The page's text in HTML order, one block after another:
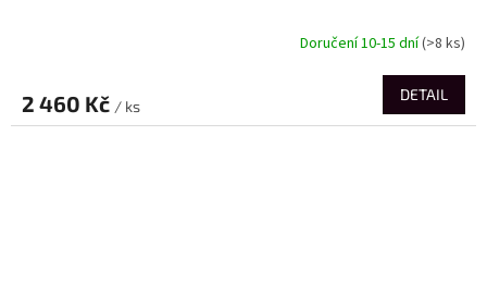
Doručení 10-15 dní(>8 ks)
2 460 Kč / ks
DETAIL